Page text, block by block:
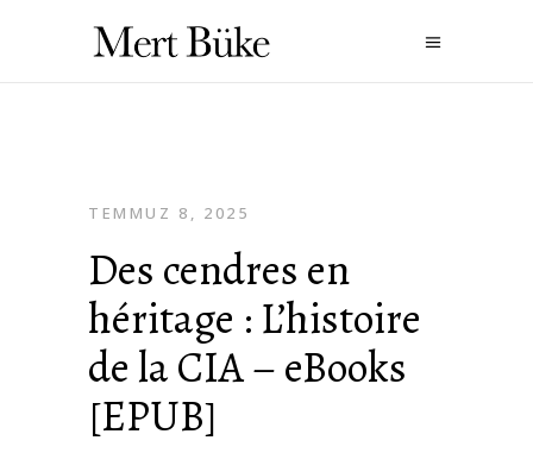
TEMMUZ 8, 2025
Des cendres en
héritage : L’histoire
de la CIA – eBooks
[EPUB]